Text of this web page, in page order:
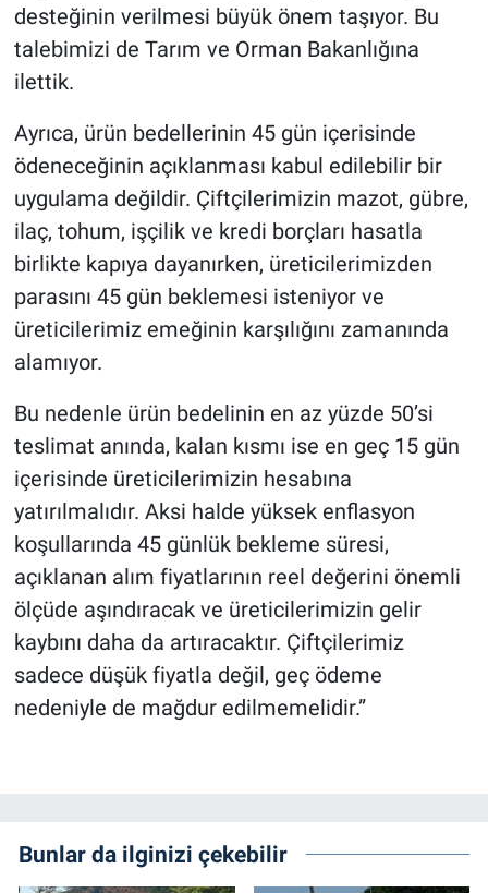
desteğinin verilmesi büyük önem taşıyor. Bu
talebimizi de Tarım ve Orman Bakanlığına
ilettik.
Ayrıca, ürün bedellerinin 45 gün içerisinde
ödeneceğinin açıklanması kabul edilebilir bir
uygulama değildir. Çiftçilerimizin mazot, gübre,
ilaç, tohum, işçilik ve kredi borçları hasatla
birlikte kapıya dayanırken, üreticilerimizden
parasını 45 gün beklemesi isteniyor ve
üreticilerimiz emeğinin karşılığını zamanında
alamıyor.
Bu nedenle ürün bedelinin en az yüzde 50’si
teslimat anında, kalan kısmı ise en geç 15 gün
içerisinde üreticilerimizin hesabına
yatırılmalıdır. Aksi halde yüksek enflasyon
koşullarında 45 günlük bekleme süresi,
açıklanan alım fiyatlarının reel değerini önemli
ölçüde aşındıracak ve üreticilerimizin gelir
kaybını daha da artıracaktır. Çiftçilerimiz
sadece düşük fiyatla değil, geç ödeme
nedeniyle de mağdur edilmemelidir.”
Bunlar da ilginizi çekebilir